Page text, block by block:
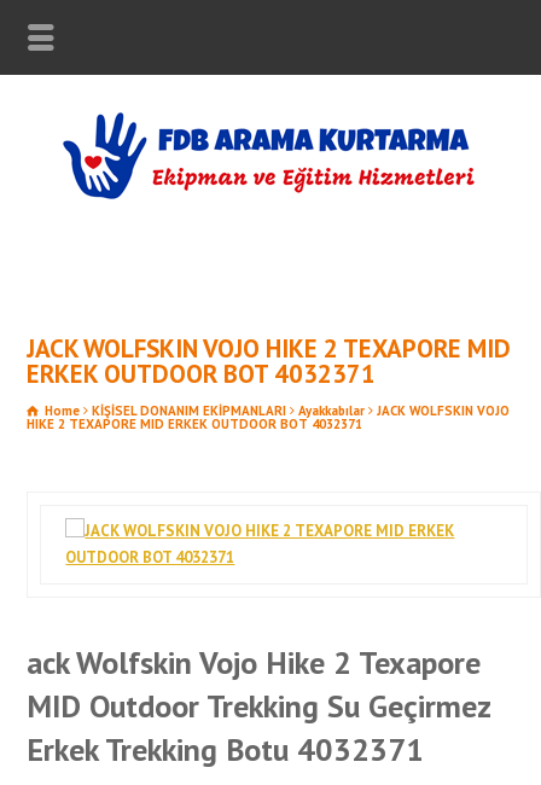
JACK WOLFSKIN VOJO HIKE 2 TEXAPORE MID
ERKEK OUTDOOR BOT 4032371
Home KİŞİSEL DONANIM EKİPMANLARI Ayakkabılar JACK WOLFSKIN VOJO
HIKE 2 TEXAPORE MID ERKEK OUTDOOR BOT 4032371
ack Wolfskin Vojo Hike 2 Texapore
MID Outdoor Trekking Su Geçirmez
Erkek Trekking Botu 4032371